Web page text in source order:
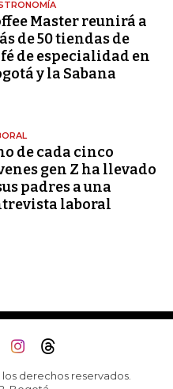
Master reunirá a
de 50 tiendas de
de especialidad en
y la Sabana
de cada cinco
gen Z ha llevado
padres a una
laboral
los derechos reservados.